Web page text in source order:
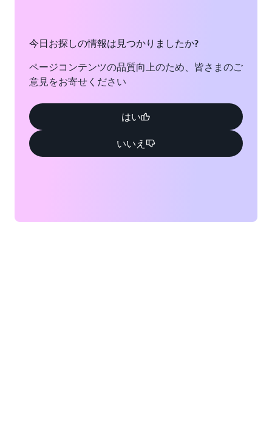
今日お探しの情報は見つかりましたか?
ページコンテンツの品質向上のため、皆さまのご
意見をお寄せください
はい
いいえ